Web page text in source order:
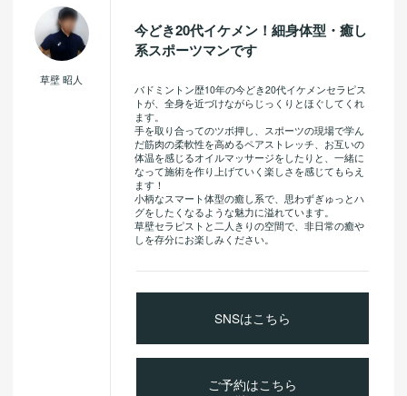
草壁 昭人
今どき20代イケメン！細身体型・癒し
系スポーツマンです
バドミントン歴10年の今どき20代イケメンセラピス
トが、全身を近づけながらじっくりとほぐしてくれ
ます。
手を取り合ってのツボ押し、スポーツの現場で学ん
だ筋肉の柔軟性を高めるペアストレッチ、お互いの
体温を感じるオイルマッサージをしたりと、一緒に
なって施術を作り上げていく楽しさを感じてもらえ
ます！
小柄なスマート体型の癒し系で、思わずぎゅっとハ
グをしたくなるような魅力に溢れています。
草壁セラピストと二人きりの空間で、非日常の癒や
しを存分にお楽しみください。
SNSはこちら
ご予約はこちら